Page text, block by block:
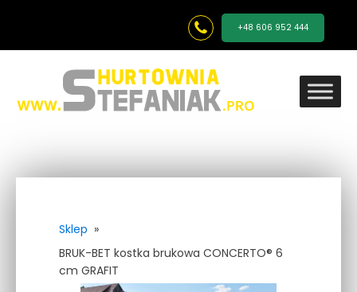
+48 606 952 444
Sklep »
BRUK-BET kostka brukowa CONCERTO® 6
cm GRAFIT